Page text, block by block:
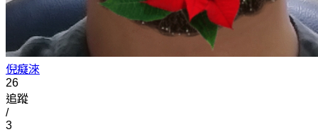
倪癡淶
26
追蹤
/
3